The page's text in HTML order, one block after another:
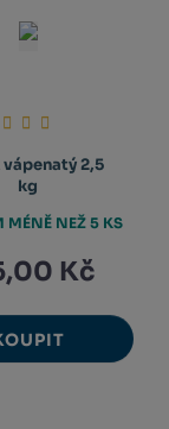
vápenatý 2,5
kg
Kč
MÉNĚ NEŽ 5 KS